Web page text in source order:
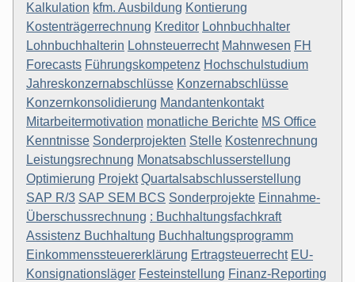
Kalkulation kfm. Ausbildung Kontierung
Kostenträgerrechnung Kreditor Lohnbuchhalter
Lohnbuchhalterin Lohnsteuerrecht Mahnwesen FH
Forecasts Führungskompetenz Hochschulstudium
Jahreskonzernabschlüsse Konzernabschlüsse
Konzernkonsolidierung Mandantenkontakt
Mitarbeitermotivation monatliche Berichte MS Office
Kenntnisse Sonderprojekten Stelle Kostenrechnung
Leistungsrechnung Monatsabschlusserstellung
Optimierung Projekt Quartalsabschlusserstellung
SAP R/3 SAP SEM BCS Sonderprojekte Einnahme-
Überschussrechnung : Buchhaltungsfachkraft
Assistenz Buchhaltung Buchhaltungsprogramm
Einkommenssteuererklärung Ertragsteuerrecht EU-
Konsignationsläger Festeinstellung Finanz-Reporting